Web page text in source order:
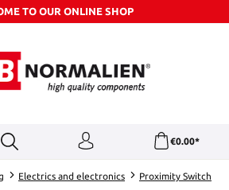
TO OUR ONLINE SHOP
€0.00*
Electrics and electronics Proximity Switch